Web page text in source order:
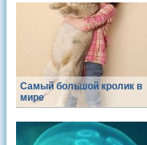
Самый большой кролик в
мире